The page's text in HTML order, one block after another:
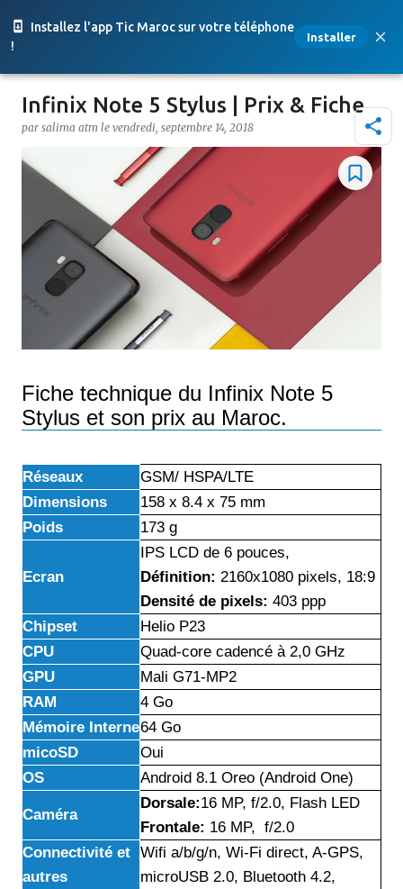
Installez l'app Tic Maroc sur votre téléphone
!
Installer
Accéder au contenu principal
Infinix Note 5 Stylus | Prix & Fiche
par salima atm le vendredi, septembre 14, 2018
Fiche technique du Infinix Note 5
Stylus et son prix au Maroc.
Réseaux
GSM/ HSPA/LTE
Dimensions
158 x 8.4 x 75 mm
Poids
173 g
Ecran
IPS LCD de 6 pouces,
Définition: 2160x1080 pixels, 18:9
Densité de pixels: 403 ppp
Chipset
Helio P23
CPU
Quad-core cadencé à 2,0 GHz
GPU
Mali G71-MP2
RAM
4 Go
Mémoire Interne64 Go
micoSD
Oui
OS
Android 8.1 Oreo (Android One)
Caméra
Dorsale:16 MP, f/2.0, Flash LED
Frontale: 16 MP, f/2.0
Connectivité et
autres
Wifi a/b/g/n, Wi-Fi direct, A-GPS,
microUSB 2.0, Bluetooth 4.2,